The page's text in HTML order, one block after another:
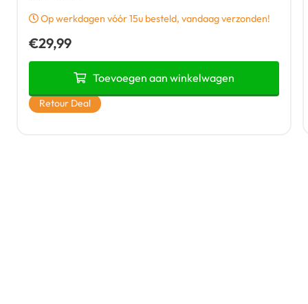
Op werkdagen vóór 15u besteld, vandaag verzonden!
€29,99
Toevoegen aan winkelwagen
Retour Deal